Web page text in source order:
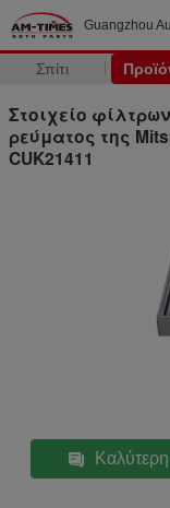
Guangzhou
Σπίτι
Στοιχείο
ρεύματος της
CUK21411
Καλύτερη